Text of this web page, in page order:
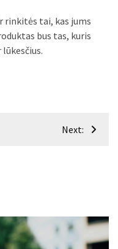
rinkitės tai, kas jums
bus tas, kuris
Next: